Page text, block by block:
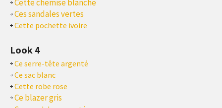
Cette chemise blanche
Ces sandales vertes
Cette pochette ivoire
Look 4
Ce serre-tête argenté
Ce sac blanc
Cette robe rose
Ce blazer gris